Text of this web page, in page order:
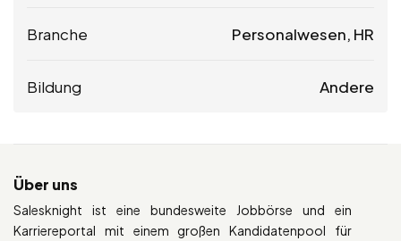
Branche Personalwesen, HR
Bildung Andere
Über uns
Salesknight ist eine bundesweite Jobbörse und ein
Karriereportal mit einem großen Kandidatenpool für